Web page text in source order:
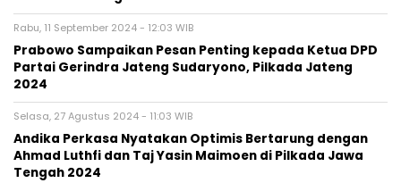
Rabu, 11 September 2024 - 12:03 WIB
Prabowo Sampaikan Pesan Penting kepada Ketua DPD
Partai Gerindra Jateng Sudaryono, Pilkada Jateng
2024
Selasa, 27 Agustus 2024 - 11:03 WIB
Andika Perkasa Nyatakan Optimis Bertarung dengan
Ahmad Luthfi dan Taj Yasin Maimoen di Pilkada Jawa
Tengah 2024